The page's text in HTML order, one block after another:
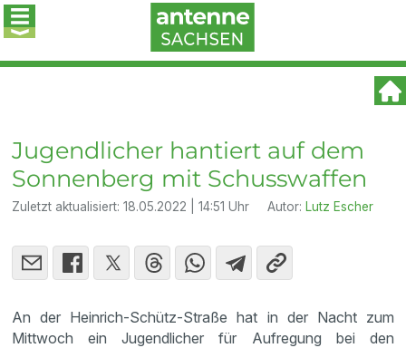
Jugendlicher hantiert auf dem
Sonnenberg mit Schusswaffen
Zuletzt aktualisiert:18.05.2022 | 14:51 Uhr Autor: Lutz Escher
An der Heinrich-Schütz-Straße hat in der Nacht zum
Mittwoch ein Jugendlicher für Aufregung bei den